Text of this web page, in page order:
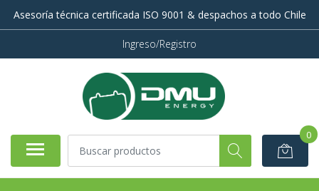
Asesoría técnica certificada ISO 9001 & despachos a todo Chile
Ingreso/Registro
0